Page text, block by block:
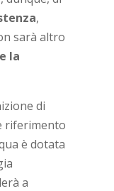
,
sarà altro
la
di
riferimento
è dotata
a